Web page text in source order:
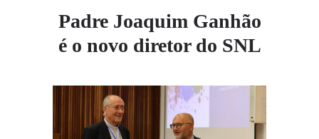
Padre Joaquim Ganhão
é o novo diretor do SNL